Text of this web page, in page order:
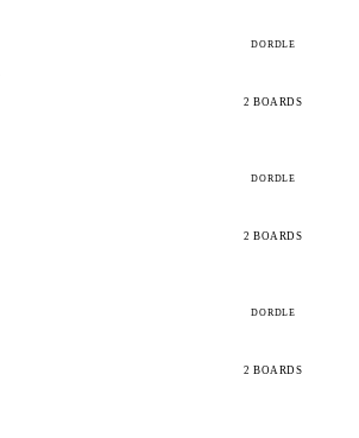
DORDLE
2 BOARDS
DORDLE
2 BOARDS
DORDLE
2 BOARDS